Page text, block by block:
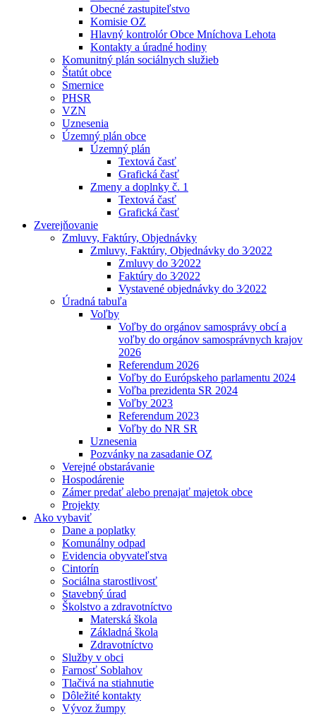
Obecné zastupiteľstvo
Komisie OZ
Hlavný kontrolór Obce Mníchova Lehota
Kontakty a úradné hodiny
Komunitný plán sociálnych služieb
Štatút obce
Smernice
PHSR
VZN
Uznesenia
Územný plán obce
Územný plán
Textová časť
Grafická časť
Zmeny a doplnky č. 1
Textová časť
Grafická časť
Zverejňovanie
Zmluvy, Faktúry, Objednávky
Zmluvy, Faktúry, Objednávky do 3⁄2022
Zmluvy do 3⁄2022
Faktúry do 3⁄2022
Vystavené objednávky do 3⁄2022
Úradná tabuľa
Voľby
Voľby do orgánov samosprávy obcí a
voľby do orgánov samosprávnych krajov
2026
Referendum 2026
Voľby do Európskeho parlamentu 2024
Voľba prezidenta SR 2024
Voľby 2023
Referendum 2023
Voľby do NR SR
Uznesenia
Pozvánky na zasadanie OZ
Verejné obstarávanie
Hospodárenie
Zámer predať alebo prenajať majetok obce
Projekty
Ako vybaviť
Dane a poplatky
Komunálny odpad
Evidencia obyvateľstva
Cintorín
Sociálna starostlivosť
Stavebný úrad
Školstvo a zdravotníctvo
Materská škola
Základná škola
Zdravotníctvo
Služby v obci
Farnosť Soblahov
Tlačivá na stiahnutie
Dôležité kontakty
Vývoz žumpy